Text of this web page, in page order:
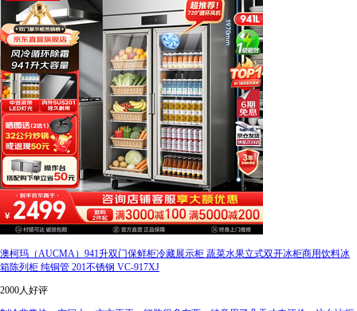
澳柯玛（AUCMA）941升双门保鲜柜冷藏展示柜 蔬菜水果立式双开冰柜商用饮料冰
箱陈列柜 纯铜管 201不锈钢 VC-917XJ
2000人好评